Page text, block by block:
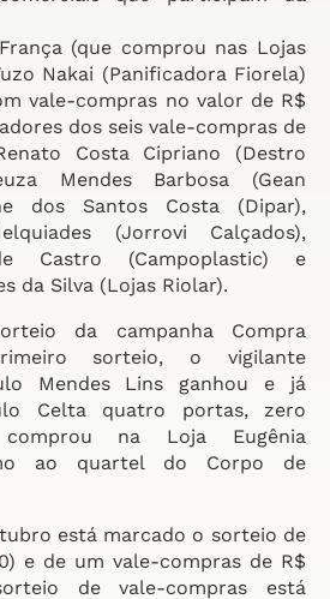
(que comprou nas Lojas
Nakai (Panificadora Fiorela)
vale-compras no valor de R$
dos seis vale-compras de
Costa Cipriano (Destro
Mendes Barbosa (Gean
dos Santos Costa (Dipar),
(Jorrovi Calçados),
Castro (Campoplastic) e
da Silva (Lojas Riolar).
da campanha Compra
sorteio, o vigilante
Mendes Lins ganhou e já
Celta quatro portas, zero
na Loja Eugênia
ao quartel do Corpo de
está marcado o sorteio de
e de um vale-compras de R$
de vale-compras está